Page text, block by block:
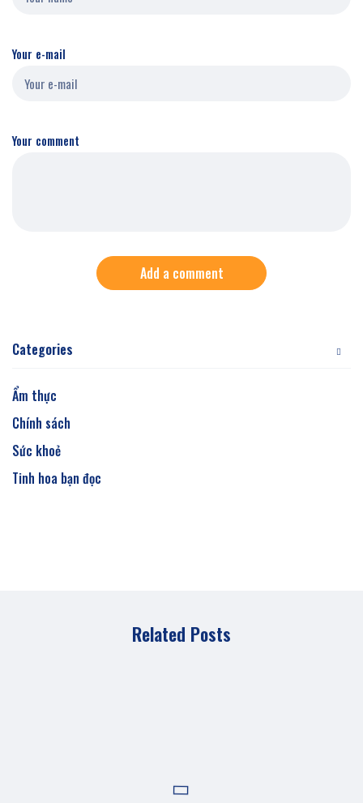
Your e-mail
Your comment
Add a comment
Categories
Ẩm thực
Chính sách
Sức khoẻ
Tinh hoa bạn đọc
Related Posts